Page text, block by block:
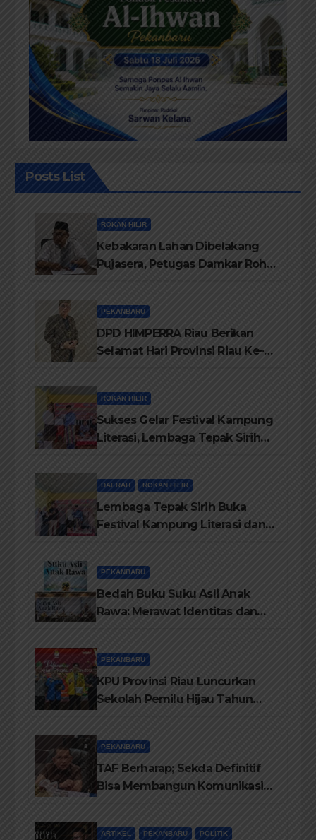
Posts List
ROKAN HILIR
Kebakaran Lahan Dibelakang
Pujasera, Petugas Damkar Rohil
PEKANBARU
DPD HIMPERRA Riau Berikan
Selamat Hari Provinsi Riau Ke-
ROKAN HILIR
Sukses Gelar Festival Kampung
Literasi, Lembaga Tepak Sirih
DAERAH ROKAN HILIR
Lembaga Tepak Sirih Buka
Festival Kampung Literasi dan
PEKANBARU
Bedah Buku Suku Asli Anak
Rawa: Merawat Identitas dan
PEKANBARU
KPU Provinsi Riau Luncurkan
Sekolah Pemilu Hijau Tahun
Lingkungan
PEKANBARU
TAF Berharap; Sekda Definitif
Bisa Membangun Komunikasi
ARTIKEL PEKANBARU POLITIK